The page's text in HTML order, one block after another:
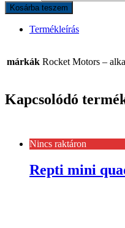
Kosárba teszem
Termékleírás
márkák Rocket Motors –
Kapcsolódó
Nincs raktáron
Repti mini